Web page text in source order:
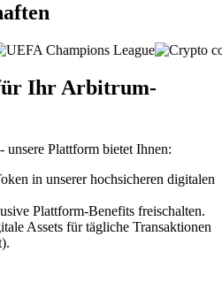
Ihr Arbitrum-
Plattform bietet Ihnen:
in unserer hochsicheren digitalen
Plattform-Benefits freischalten.
Assets für tägliche Transaktionen